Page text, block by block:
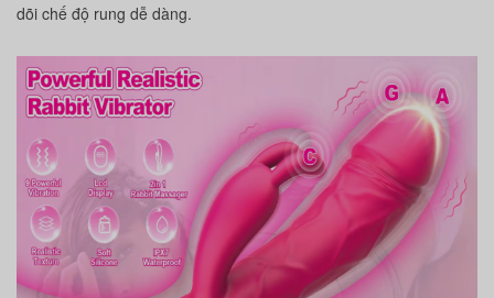
dõi chế độ rung dễ dàng.